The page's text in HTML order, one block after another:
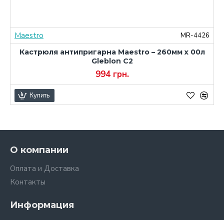
Maestro
MR-4426
Кастрюля антипригарна Maestro – 260мм x 00л
Gleblon C2
994 грн.
Купить
О компании
Оплата и Доставка
Контакты
Информация